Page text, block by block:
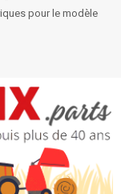
pour le modèle